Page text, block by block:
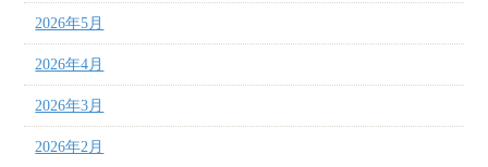
2026年5月
2026年4月
2026年3月
2026年2月